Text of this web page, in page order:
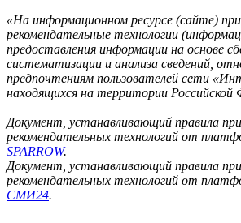
«На информационном ресурсе (сайте)
рекомендательные технологии
предоставления информации на основе
систематизации и анализа сведений,
предпочтениям пользователей сети
находящихся на территории Российской
Документ, устанавливающий правила
рекомендательных технологий от
SPARROW.
Документ, устанавливающий правила
рекомендательных технологий от
СМИ24.